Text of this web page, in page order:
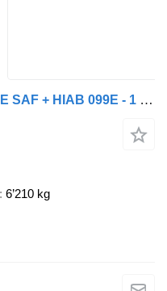
Van Hool VHLO-205 AN 3 AXLE SAF + HIAB 099E - 1 HIPRO + REMOTE CONTROL
6’210 kg